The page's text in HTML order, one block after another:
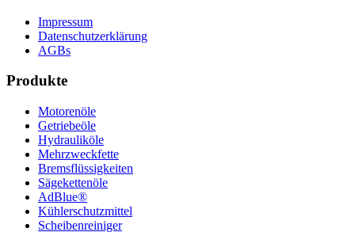
Impressum
Datenschutzerklärung
AGBs
Produkte
Motorenöle
Getriebeöle
Hydrauliköle
Mehrzweckfette
Bremsflüssigkeiten
Sägekettenöle
AdBlue®
Kühlerschutzmittel
Scheibenreiniger